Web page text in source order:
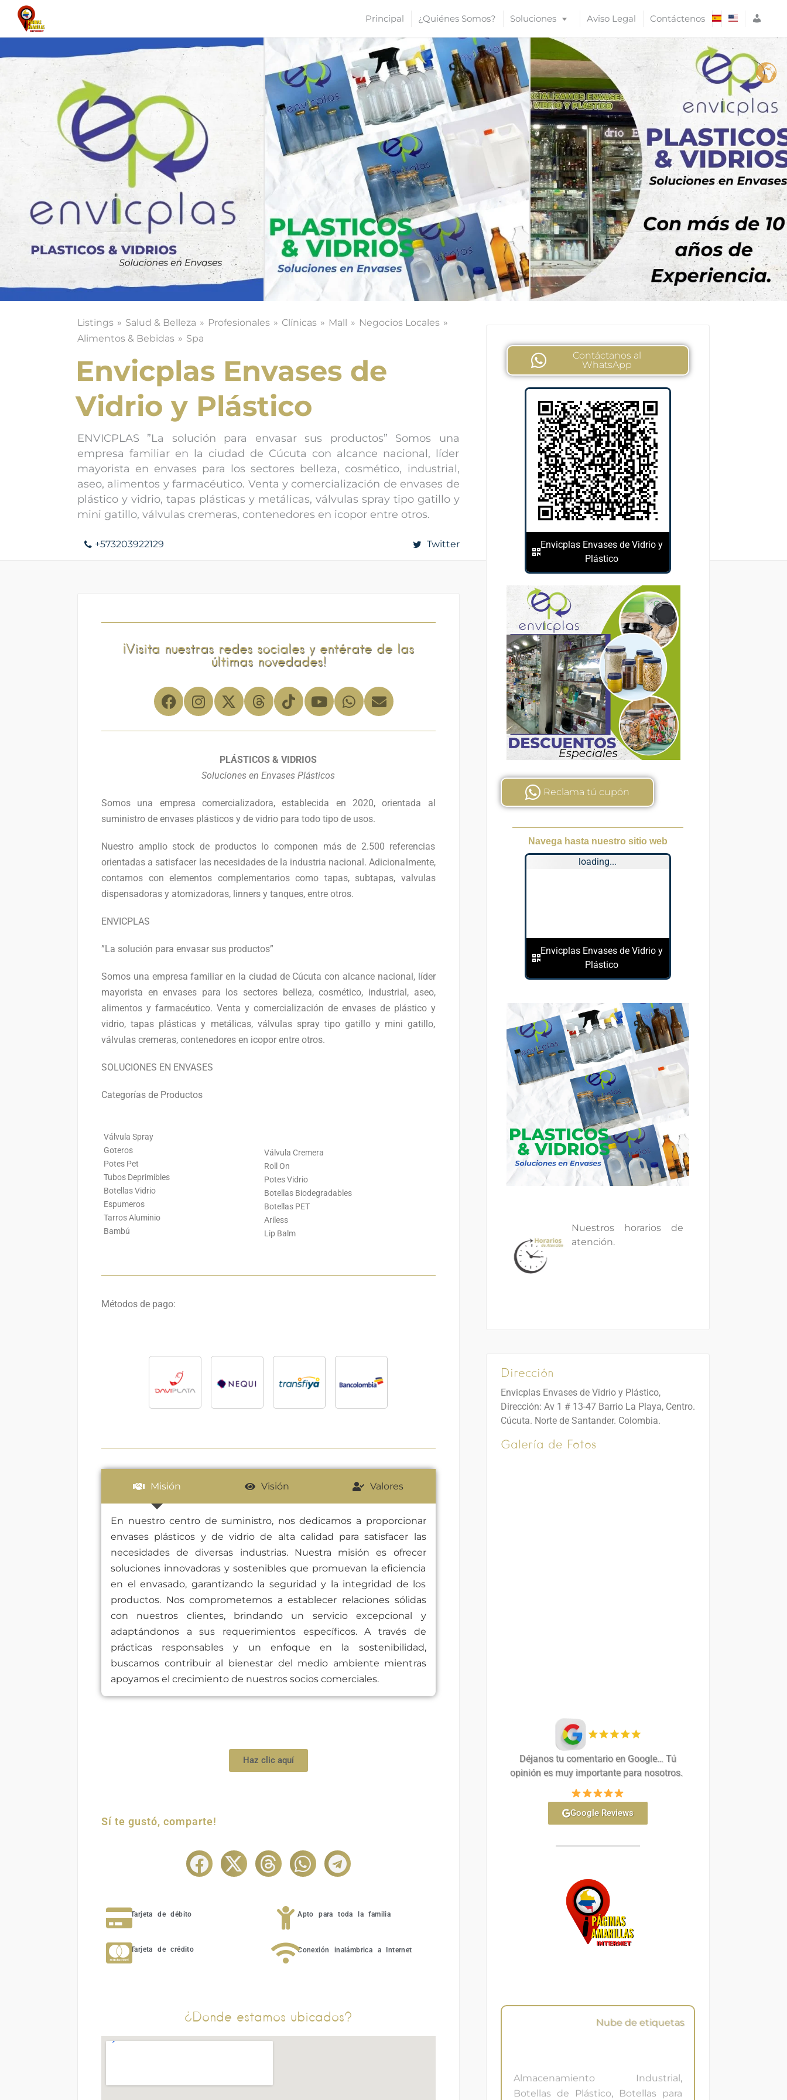
Principal ¿Quiénes Somos? Soluciones Aviso Legal Contáctenos
S
O
Listings Salud & Belleza Profesionales Clínicas Mall
Negocios Locales
Alimentos & Bebidas
Spa
Envicplas Envases de
Vidrio y Plástico
ENVICPLAS ”La solución para envasar sus productos” Somos una
empresa familiar en la ciudad de Cúcuta con alcance nacional, líder
mayorista en envases para los sectores belleza, cosmético, industrial,
aseo, alimentos y farmacéutico. Venta y comercialización de envases de
plástico y vidrio, tapas plásticas y metálicas, válvulas spray tipo gatillo y
mini gatillo, válvulas cremeras, contenedores en icopor entre otros.
+573203922129 Twitter
¡Visita nuestras redes sociales y entérate de las
últimas novedades!
PLÁSTICOS & VIDRIOS
Soluciones en Envases Plásticos
Somos una empresa comercializadora, establecida en 2020, orientada al
suministro de envases plásticos y de vidrio para todo tipo de usos.
Nuestro amplio stock de productos lo componen más de 2.500 referencias
orientadas a satisfacer las necesidades de la industria nacional. Adicionalmente,
contamos con elementos complementarios como tapas, subtapas, valvulas
dispensadoras y atomizadoras, linners y tanques, entre otros.
ENVICPLAS
”La solución para envasar sus productos”
Somos una empresa familiar en la ciudad de Cúcuta con alcance nacional, líder
mayorista en envases para los sectores belleza, cosmético, industrial, aseo,
alimentos y farmacéutico. Venta y comercialización de envases de plástico y
vidrio, tapas plásticas y metálicas, válvulas spray tipo gatillo y mini gatillo,
válvulas cremeras, contenedores en icopor entre otros.
SOLUCIONES EN ENVASES
Categorías de Productos
Válvula Spray
Goteros
Potes Pet
Tubos Deprimibles
Botellas Vidrio
Espumeros
Tarros Aluminio
Bambú
Válvula Cremera
Roll On
Potes Vidrio
Botellas Biodegradables
Botellas PET
Ariless
Lip Balm
Métodos de pago:
Misión Visión Valores
En nuestro centro de suministro, nos dedicamos a proporcionar
envases plásticos y de vidrio de alta calidad para satisfacer las
necesidades de diversas industrias. Nuestra misión es ofrecer
soluciones innovadoras y sostenibles que promuevan la eficiencia
en el envasado, garantizando la seguridad y la integridad de los
productos. Nos comprometemos a establecer relaciones sólidas
con nuestros clientes, brindando un servicio excepcional y
adaptándonos a sus requerimientos específicos. A través de
prácticas responsables y un enfoque en la sostenibilidad,
buscamos contribuir al bienestar del medio ambiente mientras
apoyamos el crecimiento de nuestros socios comerciales.
Haz clic aquí
Sí te gustó, comparte!
Tarjeta de débito
Tarjeta de crédito
Apto para toda la familia
Conexión inalámbrica a Internet
¿Donde estamos ubicados?
Contáctanos al
WhatsApp
Envicplas Envases de Vidrio y
Plástico
Reclama tú cupón
Navega hasta nuestro sitio web
loading...
Envicplas Envases de Vidrio y
Plástico
Nuestros horarios de
atención.
Dirección
Envicplas Envases de Vidrio y Plástico,
Dirección: Av 1 # 13-47 Barrio La Playa, Centro.
Cúcuta. Norte de Santander. Colombia.
Galería de Fotos
Déjanos tu comentario en Google… Tú
opinión es muy importante para nosotros.
Google Reviews
Nube de etiquetas
Bebidas
Distribuidora de Envases
Empaques Plásticos
,Envases de